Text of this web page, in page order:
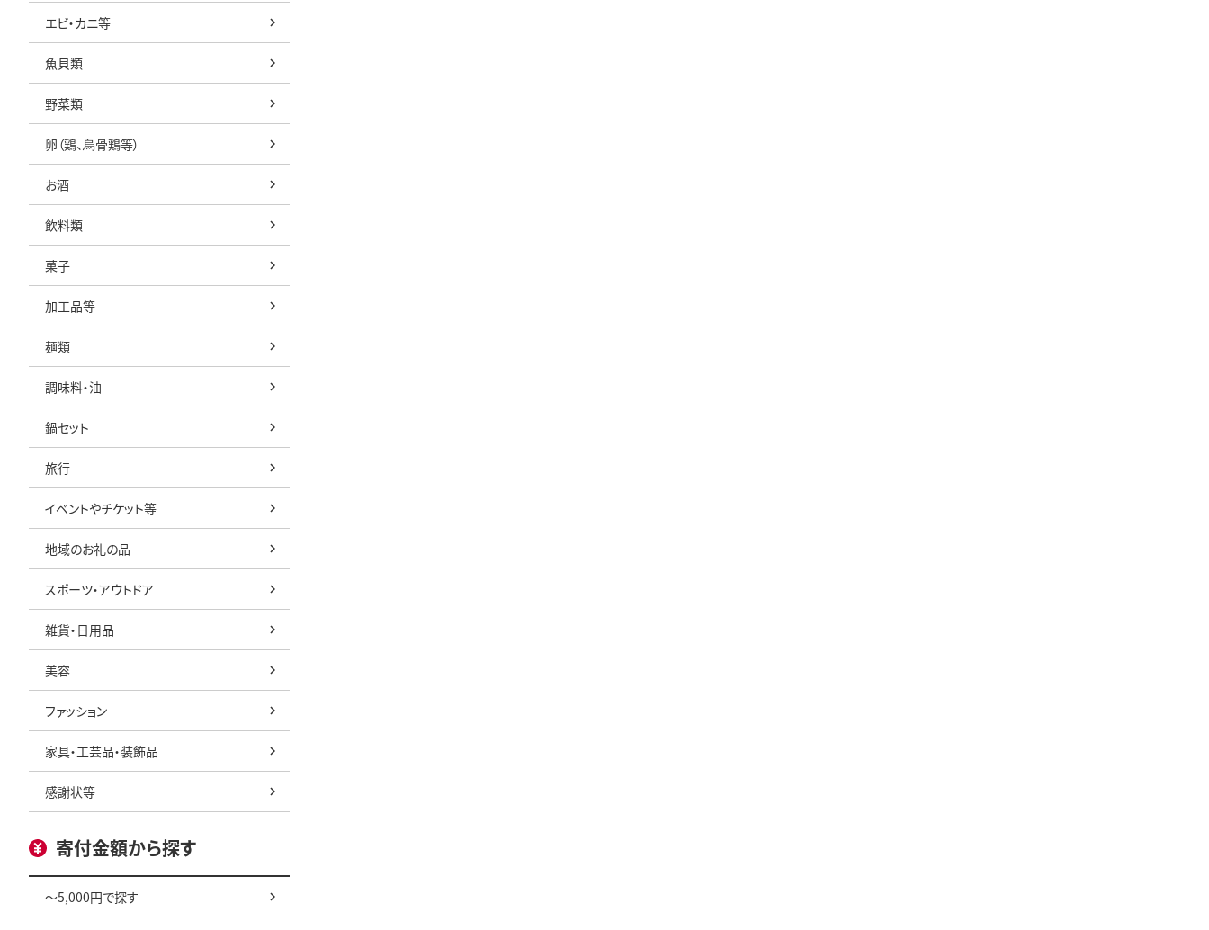
エビ・カニ等
魚貝類
野菜類
卵（鶏、烏骨鶏等）
お酒
飲料類
菓子
加工品等
麺類
調味料・油
鍋セット
旅行
イベントやチケット等
地域のお礼の品
スポーツ・アウトドア
雑貨・日用品
美容
ファッション
家具・工芸品・装飾品
感謝状等
寄付金額から探す
～5,000円で探す